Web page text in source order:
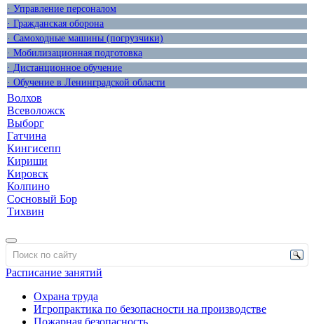
· Управление персоналом
· Гражданская оборона
· Самоходные машины (погрузчики)
· Мобилизационная подготовка
· Дистанционное обучение
· Обучение в Ленинградской области
Волхов
Всеволожск
Выборг
Гатчина
Кингисепп
Кириши
Кировск
Колпино
Сосновый Бор
Тихвин
Расписание занятий
Охрана труда
Игропрактика по безопасности на производстве
Пожарная безопасность